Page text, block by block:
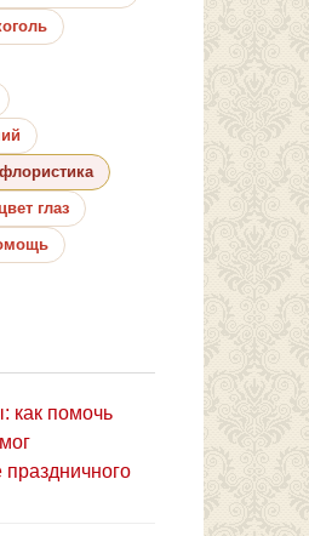
флористика
цвет глаз
как помочь
праздничного